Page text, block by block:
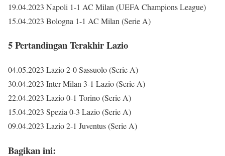
19.04.2023 Napoli 1-1 AC Milan (UEFA Champions League)
15.04.2023 Bologna 1-1 AC Milan (Serie A)
5 Pertandingan Terakhir Lazio
04.05.2023 Lazio 2-0 Sassuolo (Serie A)
30.04.2023 Inter Milan 3-1 Lazio (Serie A)
22.04.2023 Lazio 0-1 Torino (Serie A)
15.04.2023 Spezia 0-3 Lazio (Serie A)
09.04.2023 Lazio 2-1 Juventus (Serie A)
Bagikan ini: